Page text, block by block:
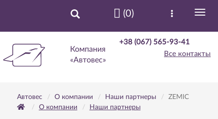
Компания
«Автовес»
+38 (067) 565-93-41
Все контакты
(0)
Автовес О компании Наши партнеры
ZEMIC
О компании
Наши партнеры